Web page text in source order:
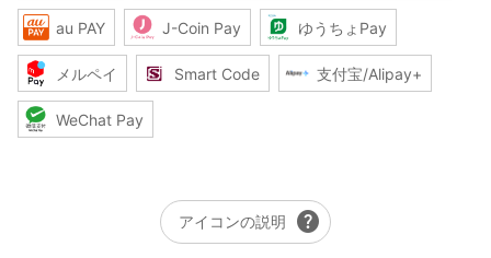
au PAY J-Coin Pay ゆうちょPay
メルペイ Smart Code 支付宝/Alipay+
WeChat Pay
アイコンの説明 help